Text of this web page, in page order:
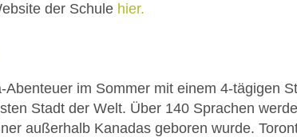
der Schule hier.
Abenteuer im Sommer mit einem 4-tägigen
Stadt der Welt. Über 140 Sprachen
außerhalb Kanadas geboren wurde.